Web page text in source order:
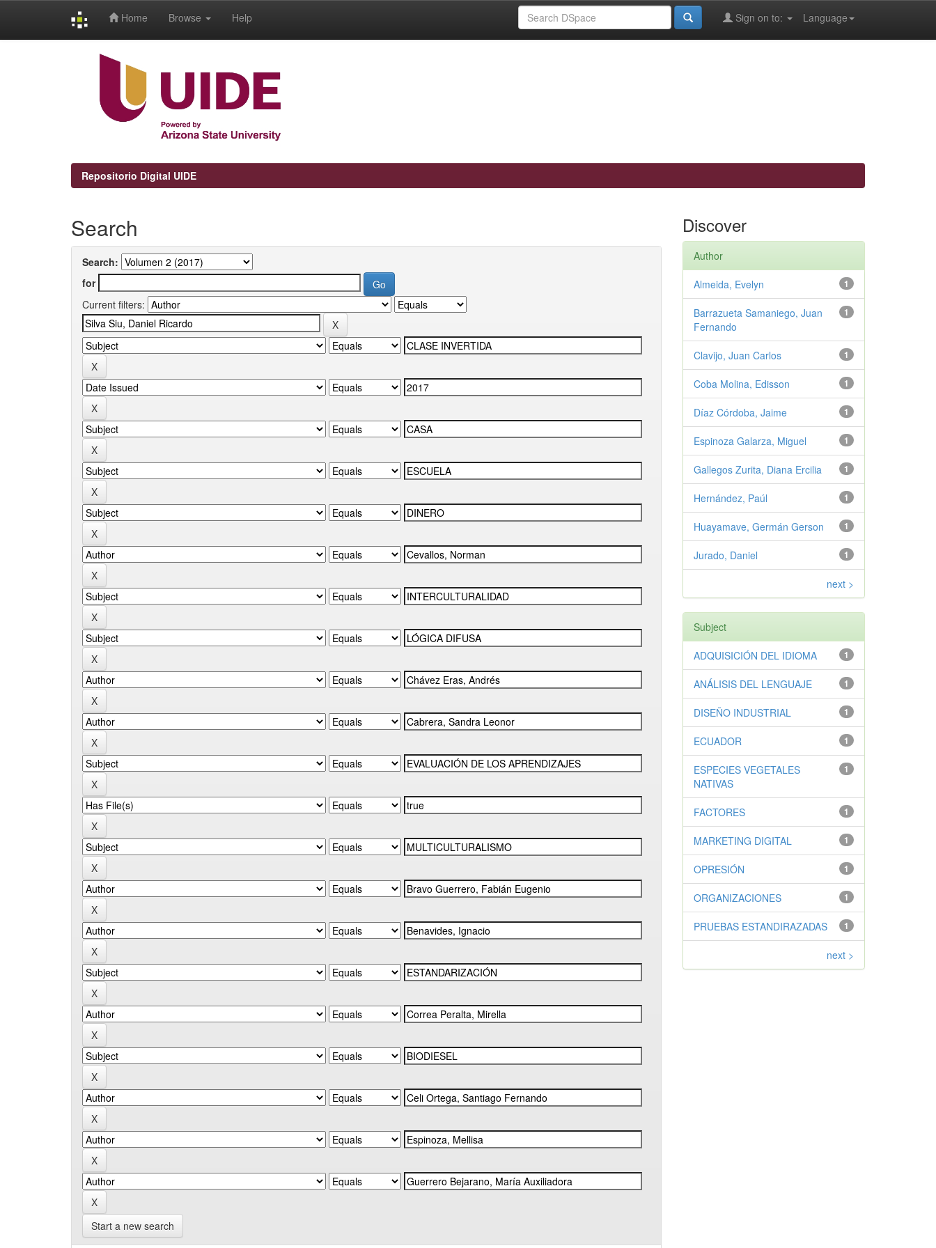
Home Browse Help Language
Sign on to:
Repositorio Digital UIDE
Search
Search:
for
Current filters:
Start a new search
Discover
Author
1
Almeida, Evelyn
1
Barrazueta Samaniego, Juan
Fernando
1
Clavijo, Juan Carlos
1
Coba Molina, Edisson
1
Díaz Córdoba, Jaime
1
Espinoza Galarza, Miguel
1
Gallegos Zurita, Diana Ercilia
1
Hernández, Paúl
1
Huayamave, Germán Gerson
1
Jurado, Daniel
next >
Subject
1
ADQUISICIÓN DEL IDIOMA
1
ANÁLISIS DEL LENGUAJE
1
DISEÑO INDUSTRIAL
1
ECUADOR
1
ESPECIES VEGETALES
NATIVAS
1
FACTORES
1
MARKETING DIGITAL
1
OPRESIÓN
1
ORGANIZACIONES
1
PRUEBAS ESTANDIRAZADAS
next >